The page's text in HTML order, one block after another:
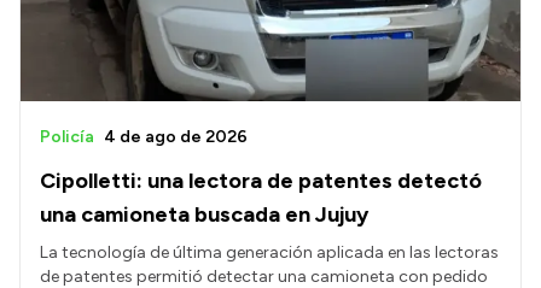
Cipolletti: una lectora de patentes detectó
una camioneta buscada en Jujuy
Policía 4 de ago de 2026
La tecnología de última generación aplicada en las lectoras
de patentes permitió detectar una camioneta con pedido